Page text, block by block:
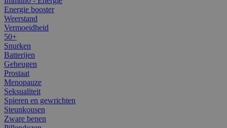
Energie booster
Weerstand
Vermoeidheid
50+
Snurken
Batterijen
Geheugen
Prostaat
Menopauze
Seksualiteit
Spieren en gewrichten
Steunkousen
Zware benen